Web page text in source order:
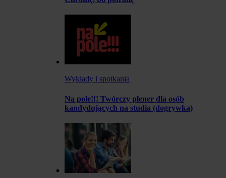
Wykłady i spotkania
Na pole!!! Twórczy plener dla osób
kandydujących na studia (dogrywka)